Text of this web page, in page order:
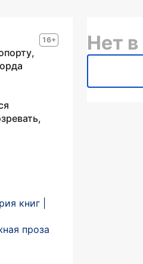
16+
книг |
проза
Нет